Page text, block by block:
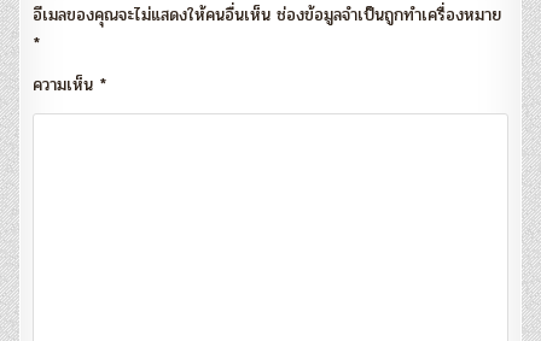
อีเมลของคุณจะไม่แสดงให้คนอื่นเห็น ช่องข้อมูลจำเป็นถูกทำเครื่องหมาย
*
ความเห็น *